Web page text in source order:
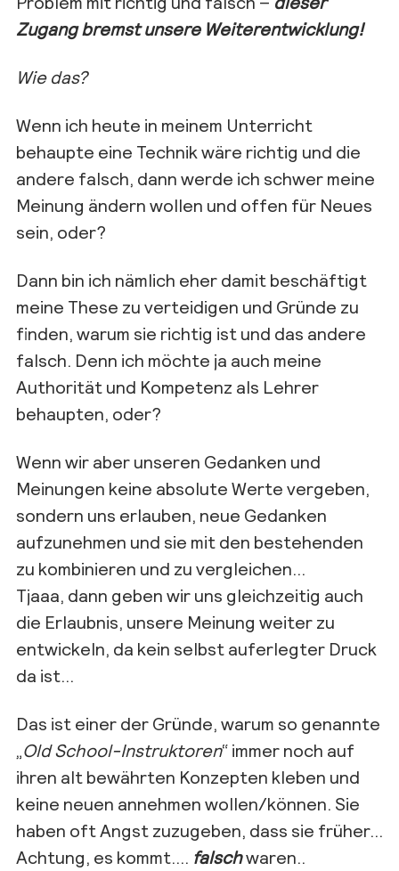
Zugang bremst unsere Weiterentwicklung!
Wie das?
Wenn ich heute in meinem Unterricht
behaupte eine Technik wäre richtig und die
andere falsch, dann werde ich schwer meine
Meinung ändern wollen und offen für Neues
sein, oder?
Dann bin ich nämlich eher damit beschäftigt
meine These zu verteidigen und Gründe zu
finden, warum sie richtig ist und das andere
falsch. Denn ich möchte ja auch meine
Authorität und Kompetenz als Lehrer
behaupten, oder?
Wenn wir aber unseren Gedanken und
Meinungen keine absolute Werte vergeben,
sondern uns erlauben, neue Gedanken
aufzunehmen und sie mit den bestehenden
zu kombinieren und zu vergleichen…
Tjaaa, dann geben wir uns gleichzeitig auch
die Erlaubnis, unsere Meinung weiter zu
entwickeln, da kein selbst auferlegter Druck
da ist…
Das ist einer der Gründe, warum so genannte
Old School-Instruktoren“ immer noch auf
ihren alt bewährten Konzepten kleben und
keine neuen annehmen wollen/können. Sie
haben oft Angst zuzugeben, dass sie früher…
Achtung, es kommt…. falschwaren..